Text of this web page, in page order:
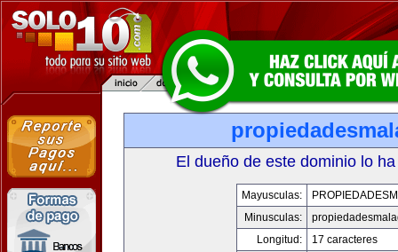
El dueño de este dominio lo
Mayusculas:
Minusculas:
Longitud:
17 caracteres